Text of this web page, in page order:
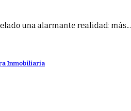
una alarmante realidad: más...
Inmobiliaria